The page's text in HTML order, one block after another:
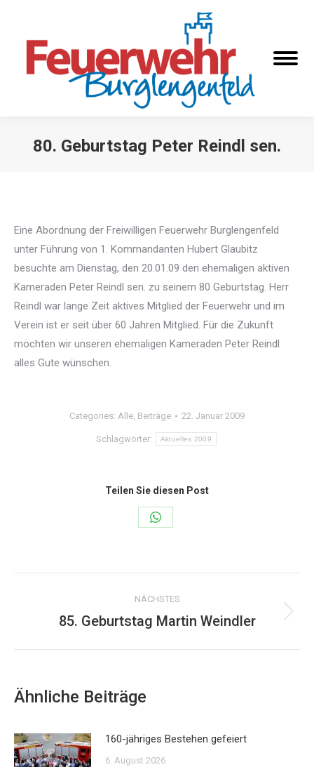
80. Geburtstag Peter Reindl sen.
Eine Abordnung der Freiwilligen Feuerwehr Burglengenfeld
unter Führung von 1. Kommandanten Hubert Glaubitz
besuchte am Dienstag, den 20.01.09 den ehemaligen aktiven
Kameraden Peter Reindl sen. zu seinem 80 Geburtstag. Herr
Reindl war lange Zeit aktives Mitglied der Feuerwehr und im
Verein ist er seit über 60 Jahren Mitglied. Für die Zukunft
möchten wir unseren ehemaligen Kameraden Peter Reindl
alles Gute wünschen.
Categories: Alle, Beiträge 22. Januar 2009
Schlagwörter: Aktuelles 2009
Teilen Sie diesen Post
Share
WhatsApp
Kommentarnavigation
NÄCHSTES
Nächster
85. Geburtstag Martin Weindler
Ähnliche Beiträge
160-jähriges Bestehen gefeiert
6. August 2026